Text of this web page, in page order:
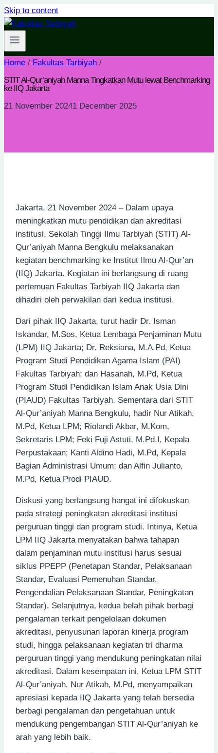
Skip to content
Home / Fakultas Tarbiyah /
STIT Al-Qur’aniyah Manna Tingkatkan Mutu lewat Benchmarking
ke IIQ Jakarta
21 November 20241 December 2025
Jakarta, 21 November 2024 – Dalam upaya
meningkatkan mutu pendidikan dan akreditasi
institusi, Sekolah Tinggi Ilmu Tarbiyah (STIT) Al-
Qur’aniyah Manna Bengkulu melaksanakan
kegiatan benchmarking ke Institut Ilmu Al-Qur’an
(IIQ) Jakarta. Kegiatan ini berlangsung di ruang
pertemuan Fakultas Tarbiyah IIQ Jakarta dan
dihadiri oleh perwakilan dari kedua institusi.
Dari pihak IIQ Jakarta, turut hadir Dr. Isman
Iskandar, M.Sos, Ketua Lembaga Penjaminan Mutu
(LPM) IIQ Jakarta; Dr. Reksiana, M.A.Pd, Ketua
Program Studi Pendidikan Agama Islam (PAI)
Fakultas Tarbiyah; dan Hasanah, M.Pd, Ketua
Program Studi Pendidikan Islam Anak Usia Dini
(PIAUD) Fakultas Tarbiyah. Sementara dari STIT
Al-Qur’aniyah Manna Bengkulu, hadir Nur Atikah,
M.Pd, Ketua LPM; Riolandi Akbar, M.Kom,
Sekretaris LPM; Feki Fuji Astuti, M.Pd.I, Kepala
Perpustakaan; Kanti Aldino Hadi, M.Pd, Kepala
Bagian Administrasi Umum; dan Alfin Julianto,
M.Pd, Ketua Prodi PIAUD.
Diskusi yang berlangsung hangat ini difokuskan
pada strategi peningkatan akreditasi institusi
perguruan tinggi dan program studi. Intinya, Ketua
LPM IIQ Jakarta menyatakan bahwa tahapan
dalam penjaminan mutu institusi harus sesuai
siklus PPEPP (Penetapan Standar, Pelaksanaan
Standar, Evaluasi Pemenuhan Standar,
Pengendalian Pelaksanaan Standar, Peningkatan
Standar). Selanjutnya, kedua belah pihak berbagi
pengalaman terkait pengelolaan dokumen
akreditasi, penyusunan laporan kinerja program
studi, hingga pelaksanaan kegiatan tri dharma
perguruan tinggi yang mendukung peningkatan nilai
akreditasi. Dalam kesempatan ini, Ketua LPM STIT
Al-Qur’aniyah, Nur Atikah, M.Pd, menyampaikan
apresiasi kepada IIQ Jakarta yang telah bersedia
berbagi pengalaman dan pengetahuan untuk
mendukung pengembangan STIT Al-Qur’aniyah ke
arah yang lebih baik.